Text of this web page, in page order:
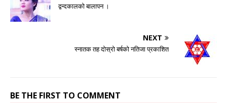
द्वन्दकालको बालापन ।
NEXT
स्नातक तह दोस्रो बर्षको नतिजा प्रकाशित
BE THE FIRST TO COMMENT